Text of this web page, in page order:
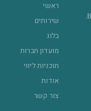
BizLaw — מחלקת פרימיום של קבוצת BizNest.
ראשי
שירותים
בלוג
מועדון חברות
תוכניות ליווי
אודות
צור קשר